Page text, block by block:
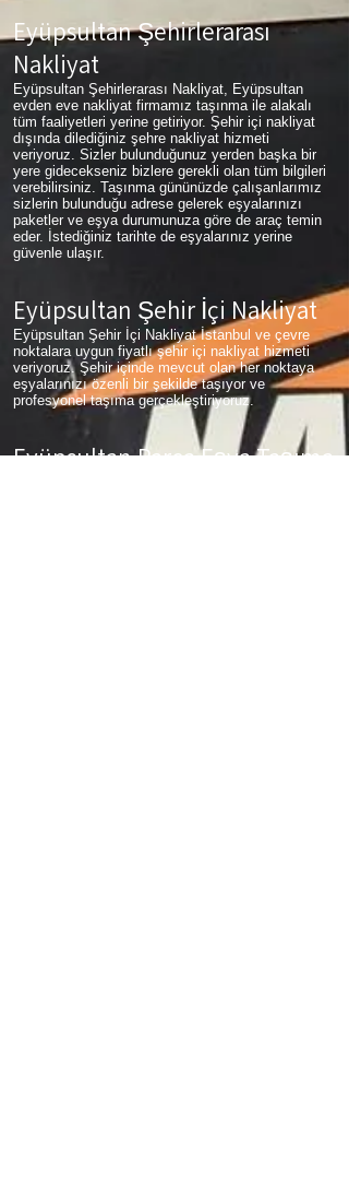
Eyüpsultan Şehirlerarası
Nakliyat
Eyüpsultan Şehirlerarası Nakliyat, Eyüpsultan
evden eve nakliyat firmamız taşınma ile alakalı
tüm faaliyetleri yerine getiriyor. Şehir içi nakliyat
dışında dilediğiniz şehre nakliyat hizmeti
veriyoruz. Sizler bulunduğunuz yerden başka bir
yere gidecekseniz bizlere gerekli olan tüm bilgileri
verebilirsiniz. Taşınma gününüzde çalışanlarımız
sizlerin bulunduğu adrese gelerek eşyalarınızı
paketler ve eşya durumunuza göre de araç temin
eder. İstediğiniz tarihte de eşyalarınız yerine
güvenle ulaşır.
Eyüpsultan Şehir İçi Nakliyat
Eyüpsultan Şehir İçi Nakliyat İstanbul ve çevre
noktalara uygun fiyatlı şehir içi nakliyat hizmeti
veriyoruz. Şehir içinde mevcut olan her noktaya
eşyalarınızı özenli bir şekilde taşıyor ve
profesyonel taşıma gerçekleştiriyoruz.
Eyüpsultan Parça Eşya Taşıma